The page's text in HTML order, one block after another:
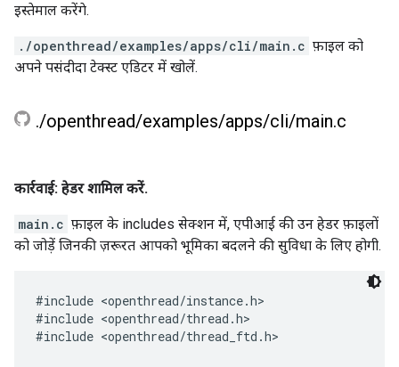
इस्तेमाल करेंगे.
./openthread/examples/apps/cli/main.c फ़ाइल को
अपने पसंदीदा टेक्स्ट एडिटर में खोलें.
./openthread/examples/apps/cli/main.c
कार्रवाई: हेडर शामिल करें.
main.c फ़ाइल के includes सेक्शन में, एपीआई की उन हेडर फ़ाइलों
को जोड़ें जिनकी ज़रूरत आपको भूमिका बदलने की सुविधा के लिए होगी.
#include <openthread/instance.h>
#include <openthread/thread.h>